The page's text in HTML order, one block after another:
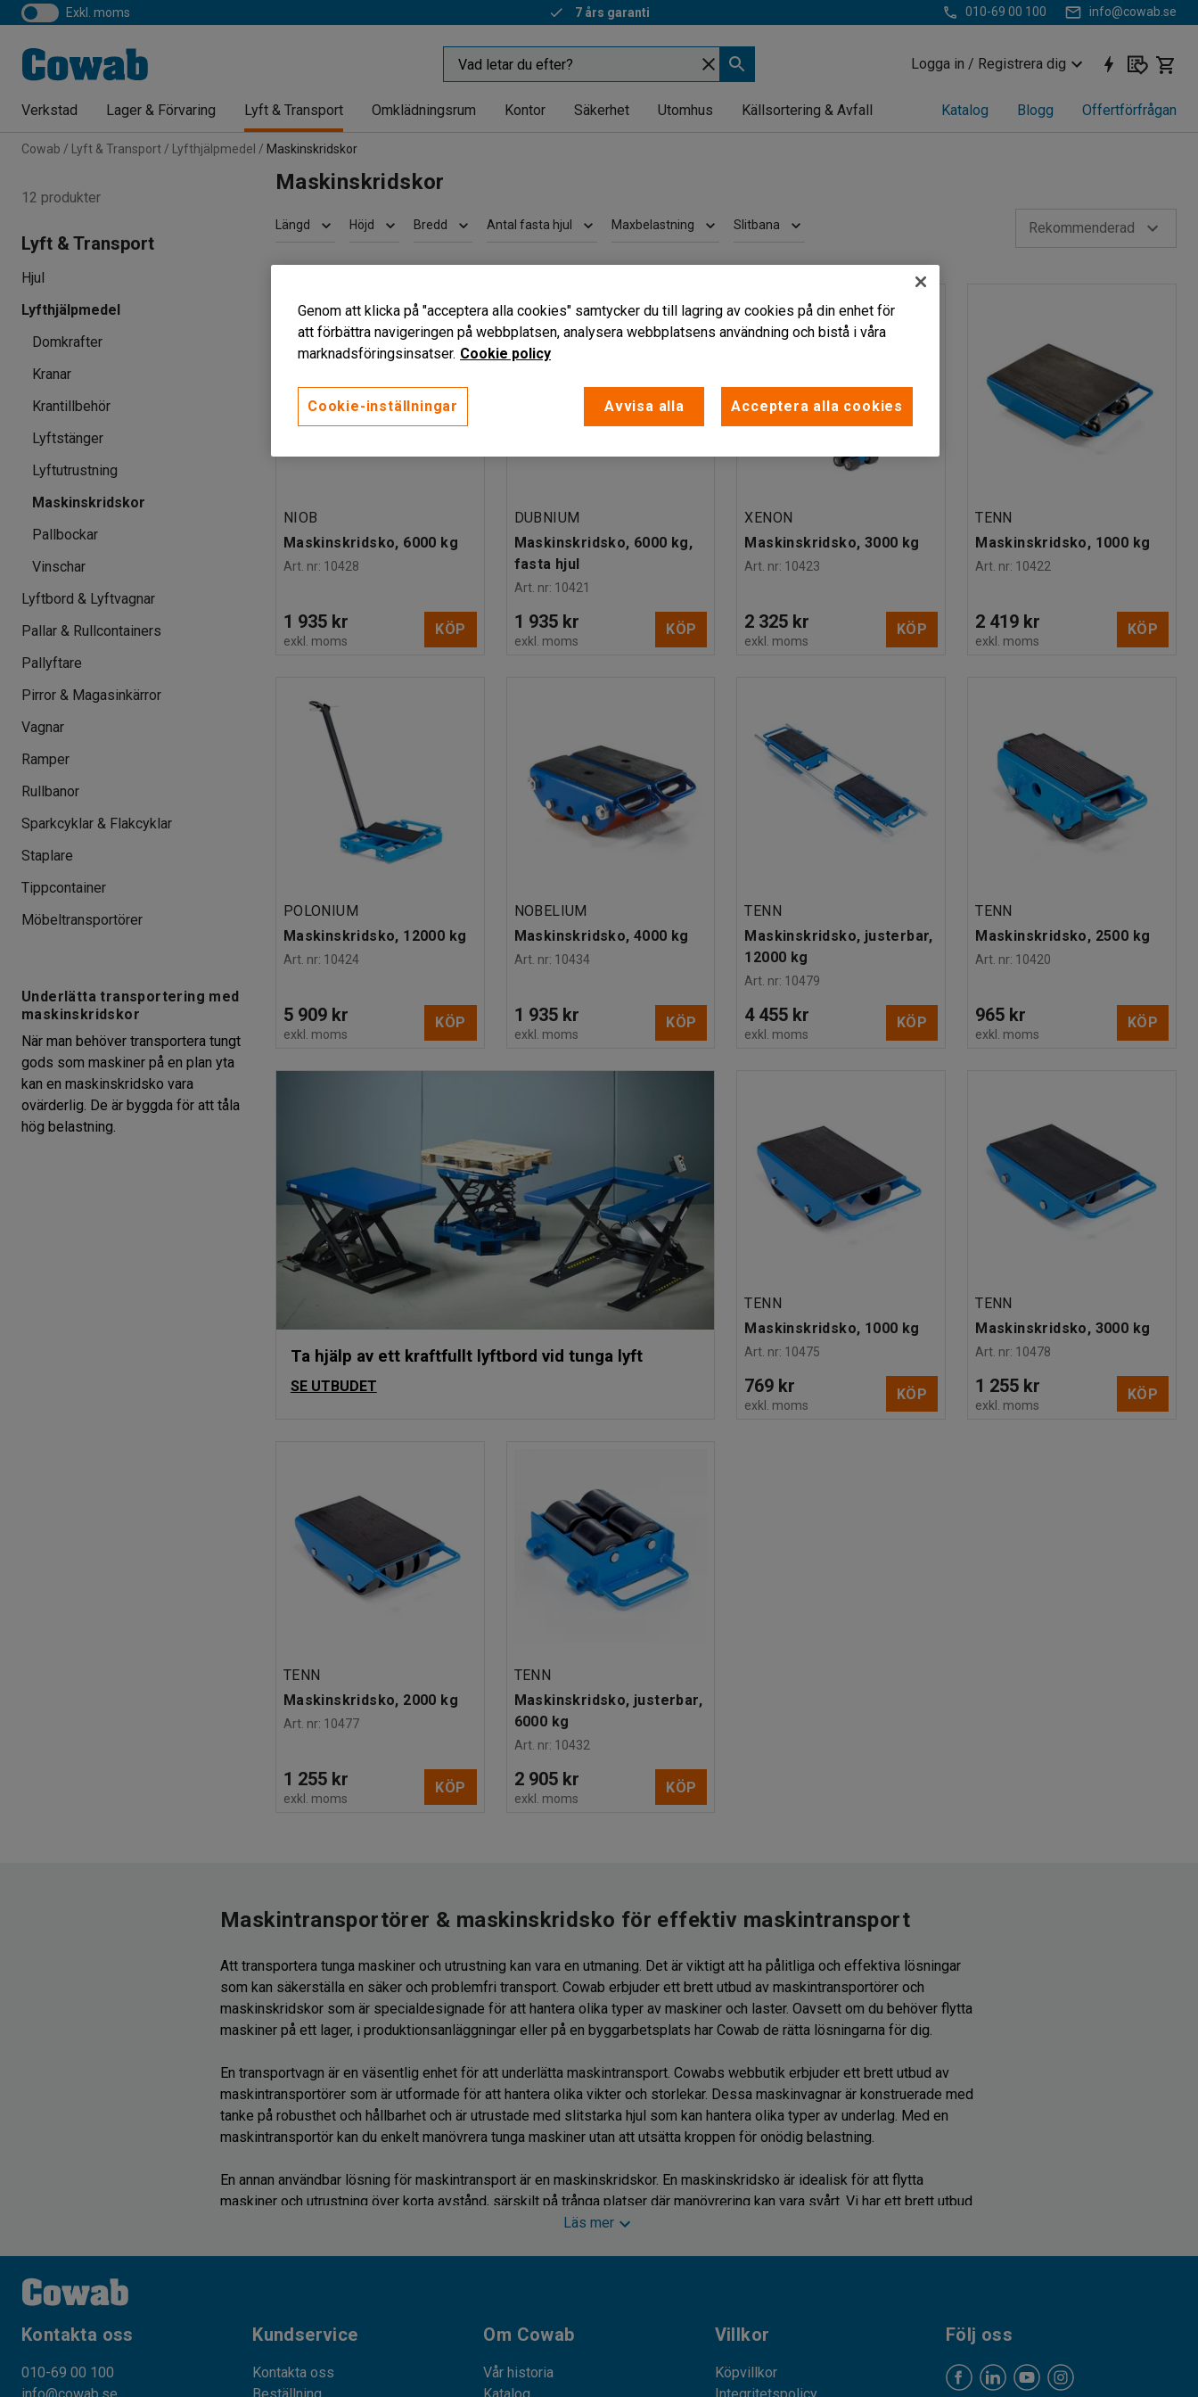
exkl. moms 7 års garanti 010-69 00 100 info@cowab.se
Logga in / Registrera dig
Verkstad Lager & Förvaring Lyft & Transport Omklädningsrum Kontor Säkerhet Utomhus Källsortering & Avfall Katalog Blogg Offertförfrågan
Cowab Lyft & Transport Lyfthjälpmedel Maskinskridskor
Maskinskridskor
Längd Höjd Bredd Antal fasta hjul Maxbelastning Slitbana Rekommenderad
NIOB
Maskinskridsko, 6000 kg
Art. nr: 10428
1 935 kr
exkl. moms
KÖP
DUBNIUM
Maskinskridsko, 6000 kg,
fasta hjul
Art. nr: 10421
1 935 kr
exkl. moms
KÖP
XENON
Maskinskridsko, 3000 kg
Art. nr: 10423
2 325 kr
exkl. moms
KÖP
TENN
Maskinskridsko, 1000 kg
Art. nr: 10422
2 419 kr
exkl. moms
KÖP
POLONIUM
Maskinskridsko, 12000 kg
Art. nr: 10424
5 909 kr
exkl. moms
KÖP
NOBELIUM
Maskinskridsko, 4000 kg
Art. nr: 10434
1 935 kr
exkl. moms
KÖP
TENN
Maskinskridsko, justerbar,
12000 kg
Art. nr: 10479
4 455 kr
exkl. moms
KÖP
TENN
Maskinskridsko, 2500 kg
Art. nr: 10420
965 kr
exkl. moms
KÖP
Ta hjälp av ett kraftfullt lyftbord vid tunga lyft
SE UTBUDET
TENN
Maskinskridsko, 1000 kg
Art. nr: 10475
769 kr
exkl. moms
KÖP
TENN
Maskinskridsko, 3000 kg
Art. nr: 10478
1 255 kr
exkl. moms
KÖP
TENN
Maskinskridsko, 2000 kg
Art. nr: 10477
1 255 kr
exkl. moms
KÖP
TENN
Maskinskridsko, justerbar,
6000 kg
Art. nr: 10432
2 905 kr
exkl. moms
KÖP
12 produkter
Lyft & Transport
Hjul
Lyfthjälpmedel
Domkrafter
Kranar
Krantillbehör
Lyftstänger
Lyftutrustning
Maskinskridskor
Pallbockar
Vinschar
Lyftbord & Lyftvagnar
Pallar & Rullcontainers
Pallyftare
Pirror & Magasinkärror
Vagnar
Ramper
Rullbanor
Sparkcyklar & Flakcyklar
Staplare
Tippcontainer
Möbeltransportörer
Underlätta transportering med
maskinskridskor
När man behöver transportera tungt
gods som maskiner på en plan yta
kan en maskinskridsko vara
ovärderlig. De är byggda för att tåla
hög belastning.
Maskintransportörer & maskinskridsko för effektiv maskintransport
Att transportera tunga maskiner och utrustning kan vara en utmaning. Det är viktigt att ha pålitliga och effektiva lösningar
som kan säkerställa en säker och problemfri transport. Cowab erbjuder ett brett utbud av maskintransportörer och
maskinskridskor som är specialdesignade för att hantera olika typer av maskiner och laster. Oavsett om du behöver flytta
maskiner på ett lager, i produktionsanläggningar eller på en byggarbetsplats har Cowab de rätta lösningarna för dig.
En transportvagn är en väsentlig enhet för att underlätta maskintransport. Cowabs webbutik erbjuder ett brett utbud av
maskintransportörer som är utformade för att hantera olika vikter och storlekar. Dessa maskinvagnar är konstruerade med
tanke på robusthet och hållbarhet och är utrustade med slitstarka hjul som kan hantera olika typer av underlag. Med en
maskintransportör kan du enkelt manövrera tunga maskiner utan att utsätta kroppen för onödig belastning.
En annan användbar lösning för maskintransport är en maskinskridskor. En maskinskridsko är idealisk för att flytta
maskiner och utrustning över korta avstånd, särskilt på trånga platser där manövrering kan vara svårt. Vi har ett brett utbud
av maskinskridskor som är konstruerade för att vara enkla att använda samtidigt som de är tillräckligt starka för att
säkerhet när det gäller maskintransport. Därför erbjuder vi även ett brett utbud av tillbehör som kan hjälpa till att öka
nödvändiga för att säkerställa att maskinerna förblir stabila och väl fastsatta under transport.
Läs mer
Kontakta oss
010-69 00 100
Kundservice
Kontakta oss
Om Cowab
Vår historia
Villkor
Köpvillkor
Följ oss
Genom att klicka på "acceptera alla cookies" samtycker du till lagring av cookies på din enhet för
att förbättra navigeringen på webbplatsen, analysera webbplatsens användning och bistå i våra
marknadsföringsinsatser. Cookie policy
Cookie-inställningar Avvisa alla Acceptera alla cookies